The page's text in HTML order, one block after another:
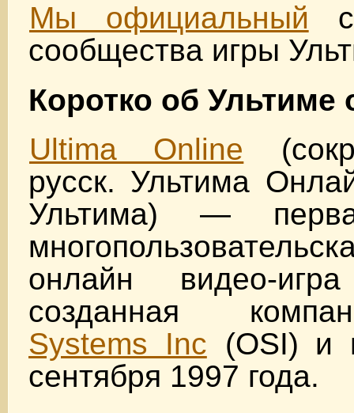
Мы официальный
сообщества игры
Коротко об Ультиме
Ultima Online
русск. Ультима
Ультима) —
онлайн видео-
созданная
Systems Inc (OSI) и
сентября 1997 года.